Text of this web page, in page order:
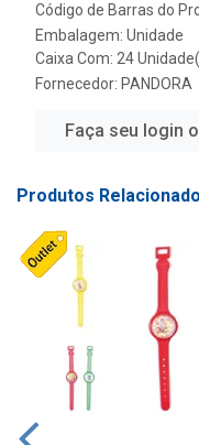
Código de Barras do
Embalagem: Unidade
Caixa Com: 24
Fornecedor: PANDORA
Faça seu login
Produtos